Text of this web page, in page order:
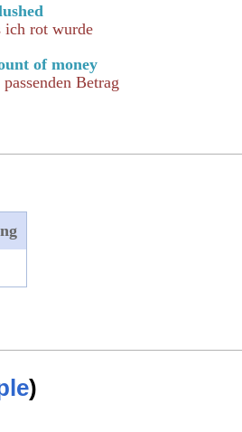
ich rot wurde
of money
Betrag
)